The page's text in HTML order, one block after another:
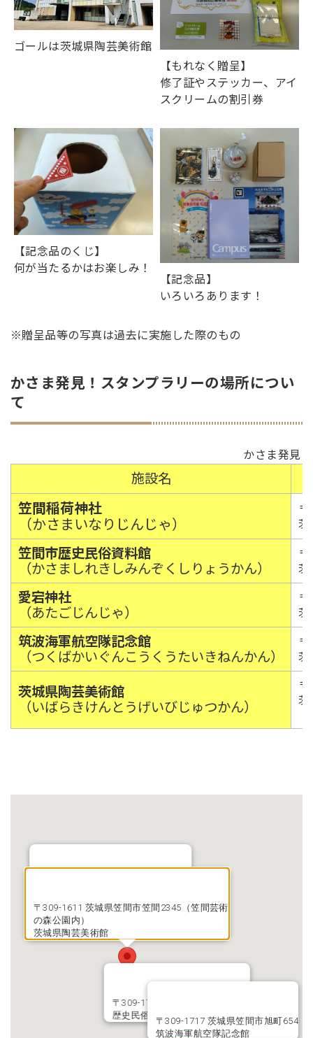
ゴールは茨城県陶芸美術館
【もれなく贈呈】
修了証やステッカー、アイ
スクリームの割引券
【記念品のくじ】
何が当たるかはお楽しみ！
【記念品】
いろいろあります！
※贈呈品等の写真は過去に実施した際のもの
かさま発見！スタンプラリーの場所につい
て
かさま発見
施設名
笠間稲荷神社
（かさまいなりじんじゃ）
茨
笠間市歴史民俗資料館
（かさましれきしみんぞくしりょうかん）
茨
愛宕神社
（あたごじんじゃ）
茨
筑波海軍航空隊記念館
（つくばかいぐんこうくうたいきねんかん）
茨
茨城県陶芸美術館
（いばらきけんとうげいびじゅつかん）
茨
〒309-1717 茨城県笠間市旭町654
筑波海軍航空隊記念館
〒309-1722 茨城県笠間市平町29
歴史民俗資料館
〒309-1611 茨城県笠間市笠間2345（笠間芸術
の森公園内）
茨城県陶芸美術館